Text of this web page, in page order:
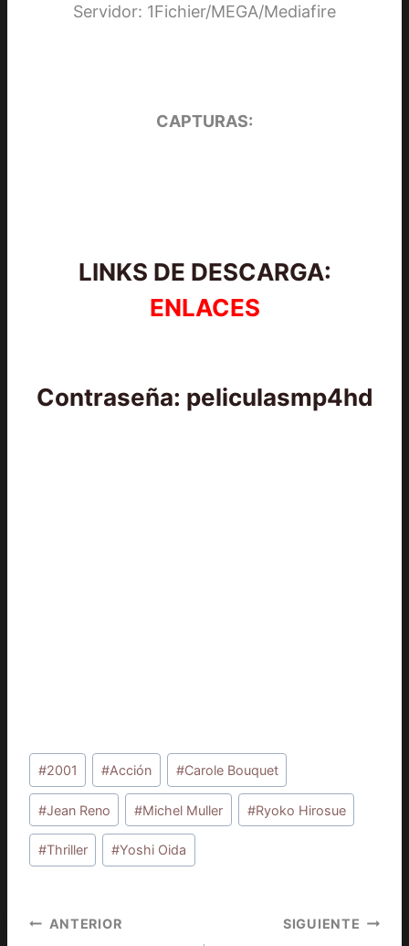
Servidor: 1Fichier/MEGA/Mediafire
CAPTURAS:
LINKS DE DESCARGA:
ENLACES
Contraseña: peliculasmp4hd
Etiquetas
de
la
entrada:
#2001 #Acción #Carole Bouquet
#Jean Reno #Michel Muller #Ryoko Hirosue
#Thriller #Yoshi Oida
Navegación
ANTERIOR SIGUIENTE